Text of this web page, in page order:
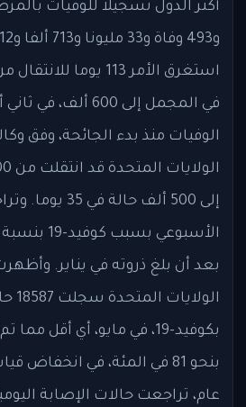
في المجمل إلى 600
الوفيات منذ بدء الجائحة، وفق
إلى 500 ألف
بعد أن بلغ ذروته في يناير.
بكوفيد-19، في مايو، أي أقل
بنحو 81 في المئة، في